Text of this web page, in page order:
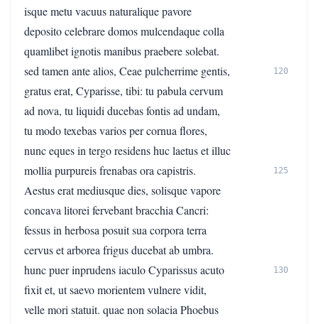
isque metu vacuus naturalique pavore
deposito celebrare domos mulcendaque colla
quamlibet ignotis manibus praebere solebat.
sed tamen ante alios, Ceae pulcherrime gentis,
120
gratus erat, Cyparisse, tibi: tu pabula cervum
ad nova, tu liquidi ducebas fontis ad undam,
tu modo texebas varios per cornua flores,
nunc eques in tergo residens huc laetus et illuc
mollia purpureis frenabas ora capistris.
125
Aestus erat mediusque dies, solisque vapore
concava litorei fervebant bracchia Cancri:
fessus in herbosa posuit sua corpora terra
cervus et arborea frigus ducebat ab umbra.
hunc puer inprudens iaculo Cyparissus acuto
130
fixit et, ut saevo morientem vulnere vidit,
velle mori statuit. quae non solacia Phoebus